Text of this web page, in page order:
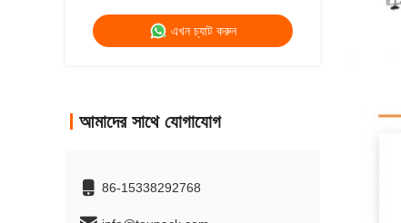
শুকনো ফল প্যাকিং মেশিন
এখন চ্যাট করুন
আমাদের সাথে যোগাযোগ
86-15338292768